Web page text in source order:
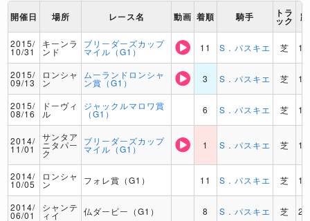
開催日 場所 レース名 動画 着順 騎手 トラ
ック
2015/
10/31
キーンラ
ンド
ブリーダーズカップ
マイル（G1） 11 S．パスキエ 芝
2015/
09/13
ロンシャ
ン
ムーランドロンシャ
ン賞（G1） 3 S．パスキエ 芝
2015/
08/16
ドーヴィ
ル
ジャックルマロワ賞
（G1） 6 S．パスキエ 芝
2014/
11/01
サンタア
ニタパー
ク
ブリーダーズカップ
マイル（G1） 1 S．パスキエ 芝
2014/
10/05
ロンシャ
ン フォレ賞（G1） 11 S．パスキエ 芝
2014/
06/01
シャンテ
ィイ 仏ダービー（G1） 8 S．パスキエ 芝